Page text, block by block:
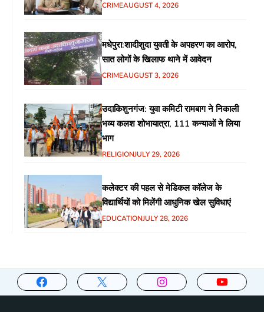
CRIMEAUGUST 4, 2026
मधेपुरा:शादीशुदा युवती के अपहरण का आरोप,
सात लोगों के खिलाफ थाने में आवेदन
CRIMEAUGUST 3, 2026
उदाकिशुनगंज: युवा कमिटी रामबाग ने निकाली
भव्य कलश शोभायात्रा, 111 कन्याओं ने लिया
भाग
RELIGIONJULY 29, 2026
कलेक्टर की पहल से मेडिकल कॉलेज के
विद्यार्थियों को मिलेंगी आधुनिक खेल सुविधाएं
EDUCATIONJULY 28, 2026